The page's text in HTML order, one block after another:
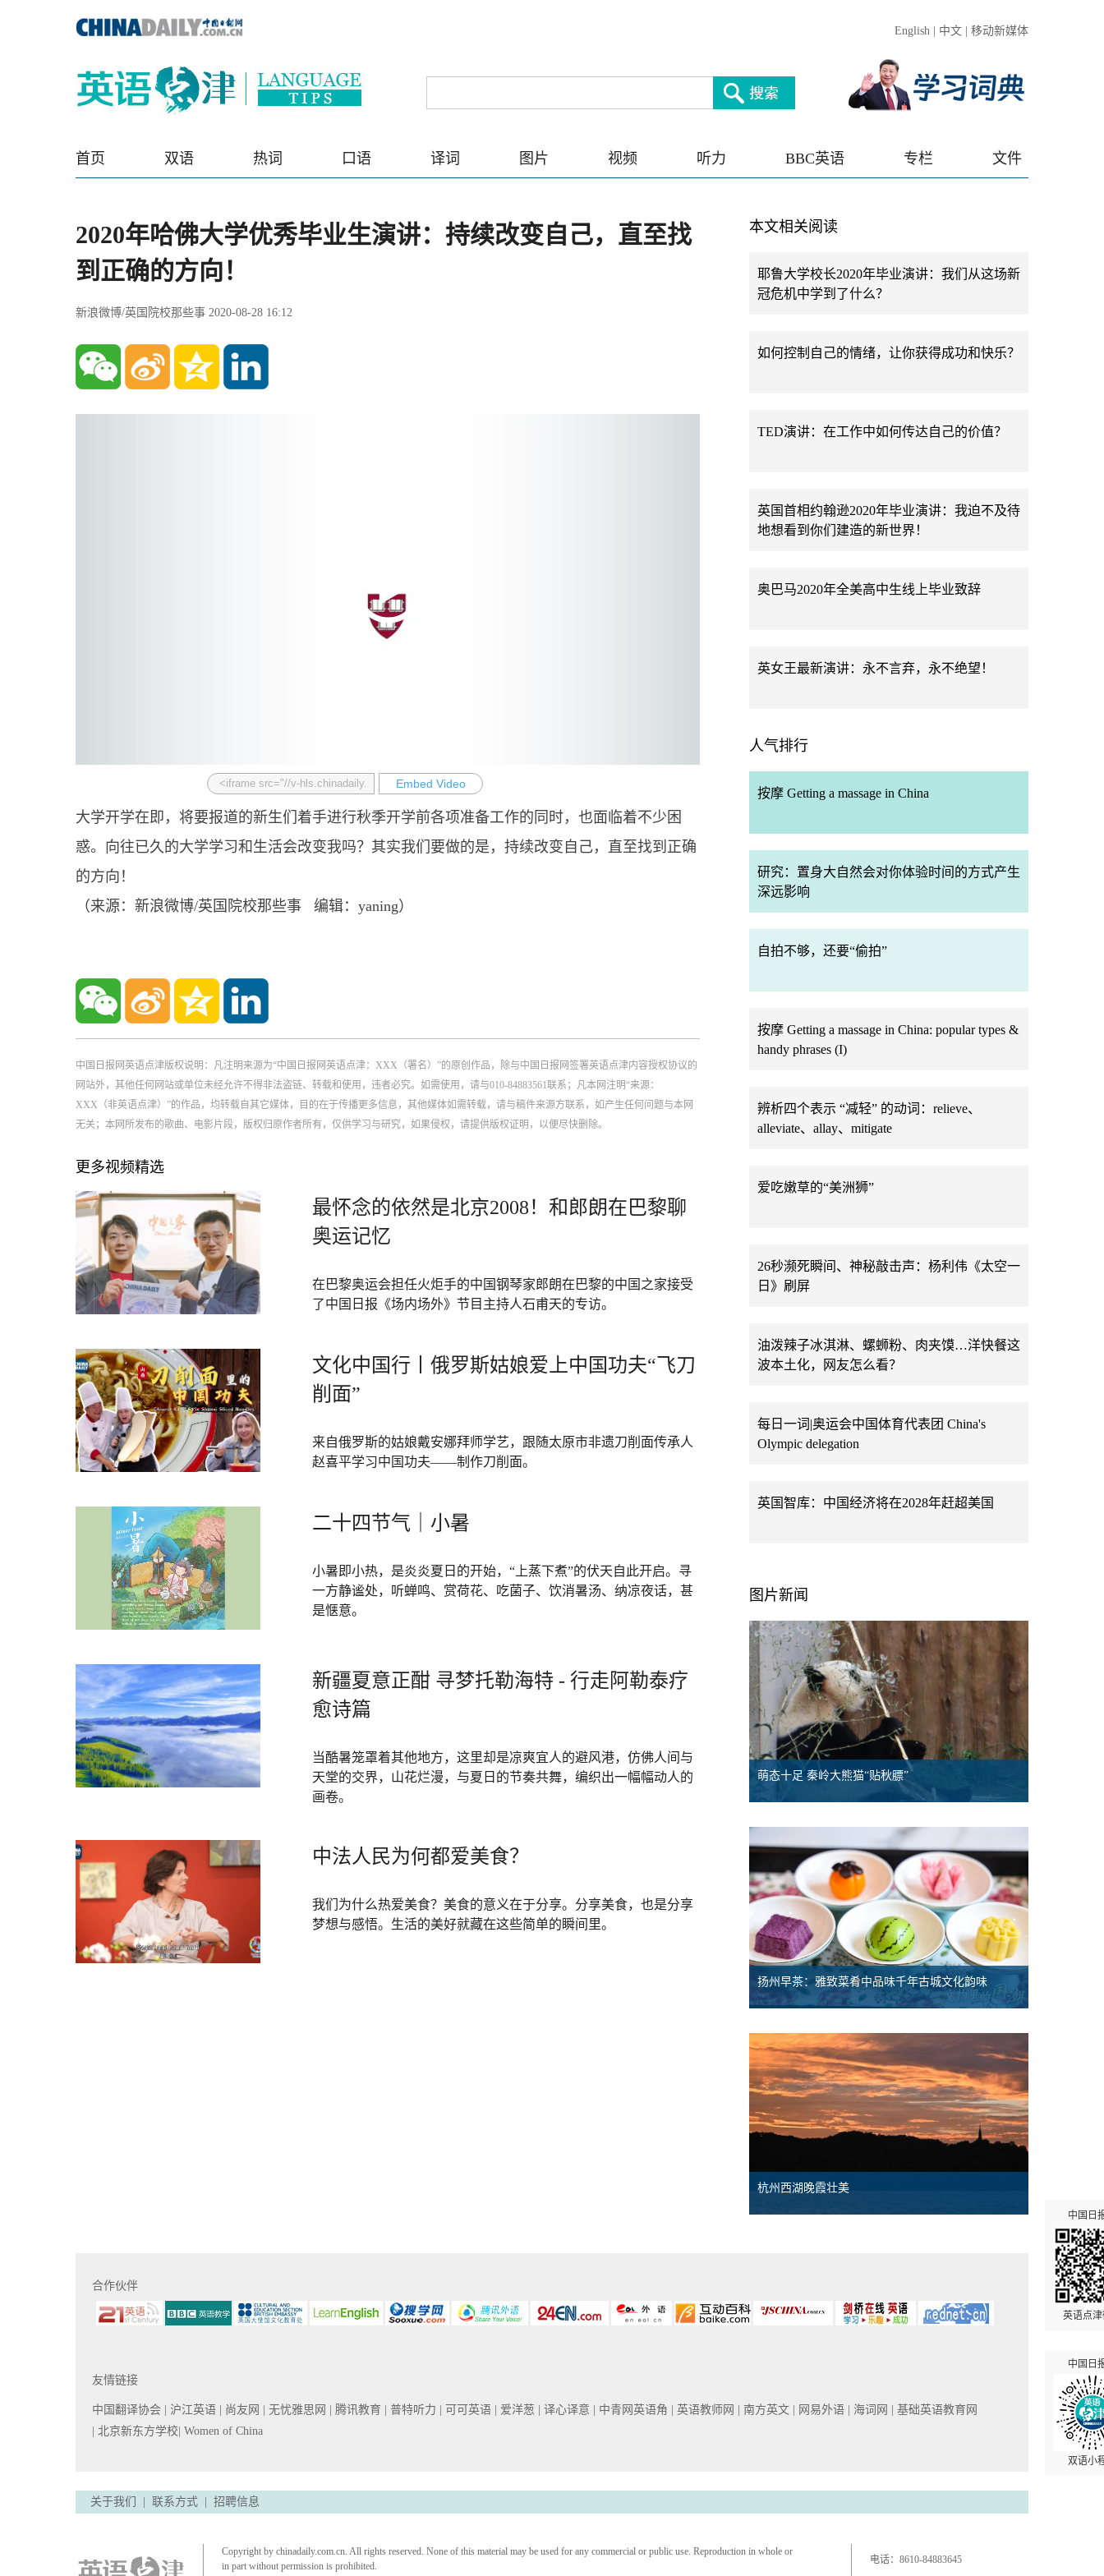
English 中文 移动新媒体
首页 双语 热词 口语 译词 图片 视频 听力 BBC英语 专栏 文件
2020年哈佛大学优秀毕业生演讲：持续改变自己，直至找
到正确的方向！
新浪微博/英国院校那些事 2020-08-28 16:12
Embed Video
大学开学在即，将要报道的新生们着手进行秋季开学前各项准备工作的同时，也面临着不少困
惑。向往已久的大学学习和生活会改变我吗？其实我们要做的是，持续改变自己，直至找到正确
的方向！
（来源：新浪微博/英国院校那些事 编辑：yaning）
中国日报网英语点津版权说明：凡注明来源为“中国日报网英语点津：XXX（署名）”的原创作品，除与中国日报网签署英语点津内容授权协议的
网站外，其他任何网站或单位未经允许不得非法盗链、转载和使用，违者必究。如需使用，请与010-84883561联系；凡本网注明“来源：
XXX（非英语点津）”的作品，均转载自其它媒体，目的在于传播更多信息，其他媒体如需转载，请与稿件来源方联系，如产生任何问题与本网
无关；本网所发布的歌曲、电影片段，版权归原作者所有，仅供学习与研究，如果侵权，请提供版权证明，以便尽快删除。
更多视频精选
最怀念的依然是北京2008！和郎朗在巴黎聊
奥运记忆
在巴黎奥运会担任火炬手的中国钢琴家郎朗在巴黎的中国之家接受
了中国日报《场内场外》节目主持人石甫天的专访。
文化中国行丨俄罗斯姑娘爱上中国功夫“飞刀
削面”
来自俄罗斯的姑娘戴安娜拜师学艺，跟随太原市非遗刀削面传承人
赵喜平学习中国功夫——制作刀削面。
二十四节气｜小暑
小暑即小热，是炎炎夏日的开始，“上蒸下煮”的伏天自此开启。寻
一方静谧处，听蝉鸣、赏荷花、吃菌子、饮消暑汤、纳凉夜话，甚
是惬意。
新疆夏意正酣 寻梦托勒海特 - 行走阿勒泰疗
愈诗篇
当酷暑笼罩着其他地方，这里却是凉爽宜人的避风港，仿佛人间与
天堂的交界，山花烂漫，与夏日的节奏共舞，编织出一幅幅动人的
画卷。
中法人民为何都爱美食？
我们为什么热爱美食？美食的意义在于分享。分享美食，也是分享
梦想与感悟。生活的美好就藏在这些简单的瞬间里。
本文相关阅读
耶鲁大学校长2020年毕业演讲：我们从这场新
冠危机中学到了什么？
如何控制自己的情绪，让你获得成功和快乐？
TED演讲：在工作中如何传达自己的价值？
英国首相约翰逊2020年毕业演讲：我迫不及待
地想看到你们建造的新世界！
奥巴马2020年全美高中生线上毕业致辞
英女王最新演讲：永不言弃，永不绝望！
人气排行
按摩 Getting a massage in China
研究：置身大自然会对你体验时间的方式产生
深远影响
自拍不够，还要“偷拍”
按摩 Getting a massage in China: popular types &
handy phrases (I)
辨析四个表示 “减轻” 的动词：relieve、
alleviate、allay、mitigate
爱吃嫩草的“美洲狮”
26秒濒死瞬间、神秘敲击声：杨利伟《太空一
日》刷屏
油泼辣子冰淇淋、螺蛳粉、肉夹馍…洋快餐这
波本土化，网友怎么看？
每日一词|奥运会中国体育代表团 China's
Olympic delegation
英国智库：中国经济将在2028年赶超美国
图片新闻
萌态十足 秦岭大熊猫“贴秋膘”
扬州早茶：雅致菜肴中品味千年古城文化韵味
杭州西湖晚霞壮美
中国日
英语点
中国日
双语小
合作伙伴
友情链接
中国翻译协会 | 沪江英语 | 尚友网 | 无忧雅思网 | 腾讯教育 | 普特听力 | 可可英语 | 爱洋葱 | 译心译意 | 中青网英语角 | 英语教师网 | 南方英文 | 网易外语 | 海词网
| 基础英语教育网
| 北京新东方学校 | Women of China
关于我们 联系方式 招聘信息
Copyright by chinadaily.com.cn. All rights reserved. None of this material may be used for any commercial or public use. Reproduction in whole or
in part without permission is prohibited.
电话： 8610-84883645